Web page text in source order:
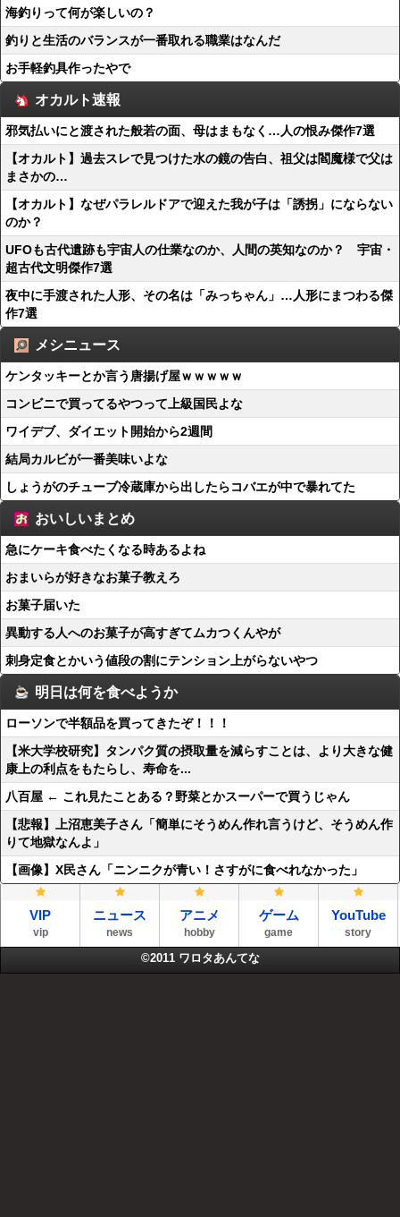
海釣りって何が楽しいの？
釣りと生活のバランスが一番取れる職業はなんだ
お手軽釣具作ったやで
オカルト速報
邪気払いにと渡された般若の面、母はまもなく…人の恨み傑作7選
【オカルト】過去スレで見つけた水の鏡の告白、祖父は閻魔様で父は
まさかの…
【オカルト】なぜパラレルドアで迎えた我が子は「誘拐」にならない
のか？
UFOも古代遺跡も宇宙人の仕業なのか、人間の英知なのか？ 宇宙・
超古代文明傑作7選
夜中に手渡された人形、その名は「みっちゃん」…人形にまつわる傑
作7選
メシニュース
ケンタッキーとか言う唐揚げ屋ｗｗｗｗｗ
コンビニで買ってるやつって上級国民よな
ワイデブ、ダイエット開始から2週間
結局カルビが一番美味いよな
しょうがのチューブ冷蔵庫から出したらコバエが中で暴れてた
おいしいまとめ
急にケーキ食べたくなる時あるよね
おまいらが好きなお菓子教えろ
お菓子届いた
異動する人へのお菓子が高すぎてムカつくんやが
刺身定食とかいう値段の割にテンション上がらないやつ
明日は何を食べようか
ローソンで半額品を買ってきたぞ！！！
【米大学校研究】タンパク質の摂取量を減らすことは、より大きな健
康上の利点をもたらし、寿命を...
八百屋 ← これ見たことある？野菜とかスーパーで買うじゃん
【悲報】上沼恵美子さん「簡単にそうめん作れ言うけど、そうめん作
りて地獄なんよ」
【画像】X民さん「ニンニクが青い！さすがに食べれなかった」
VIP
vip
ニュース
news
アニメ
hobby
ゲーム
game
YouTube
story
©2011 ワロタあんてな